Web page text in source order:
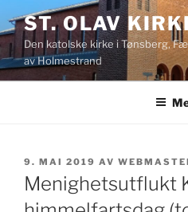
til
innhold
ST. OLAV
Den katolske kirke i Tønsberg,
av Holmestrand
PUBLISERT
9. MAI 2019 AV
Menighetsutflukt